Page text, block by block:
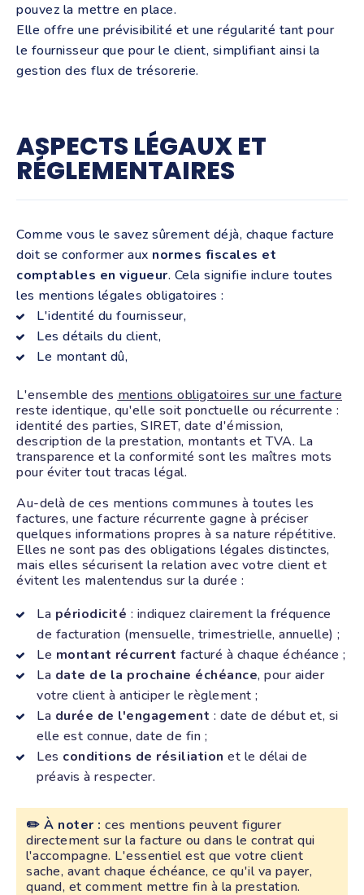
pouvez la mettre en place.
Elle offre une prévisibilité et une régularité tant pour
le fournisseur que pour le client, simplifiant ainsi la
gestion des flux de trésorerie.
ASPECTS LÉGAUX ET
RÉGLEMENTAIRES
Comme vous le savez sûrement déjà, chaque facture
doit se conformer aux normes fiscales et
comptables en vigueur. Cela signifie inclure toutes
les mentions légales obligatoires :
L'identité du fournisseur,
Les détails du client,
Le montant dû,
L'ensemble des mentions obligatoires sur une facture
reste identique, qu'elle soit ponctuelle ou récurrente :
identité des parties, SIRET, date d'émission,
description de la prestation, montants et TVA. La
transparence et la conformité sont les maîtres mots
pour éviter tout tracas légal.
Au-delà de ces mentions communes à toutes les
factures, une facture récurrente gagne à préciser
quelques informations propres à sa nature répétitive.
Elles ne sont pas des obligations légales distinctes,
mais elles sécurisent la relation avec votre client et
évitent les malentendus sur la durée :
La périodicité : indiquez clairement la fréquence
de facturation (mensuelle, trimestrielle, annuelle) ;
Le montant récurrent facturé à chaque échéance ;
La date de la prochaine échéance, pour aider
votre client à anticiper le règlement ;
La durée de l'engagement : date de début et, si
elle est connue, date de fin ;
Les conditions de résiliation et le délai de
préavis à respecter.
✏️ À noter : ces mentions peuvent figurer
directement sur la facture ou dans le contrat qui
l'accompagne. L'essentiel est que votre client
sache, avant chaque échéance, ce qu'il va payer,
quand, et comment mettre fin à la prestation.